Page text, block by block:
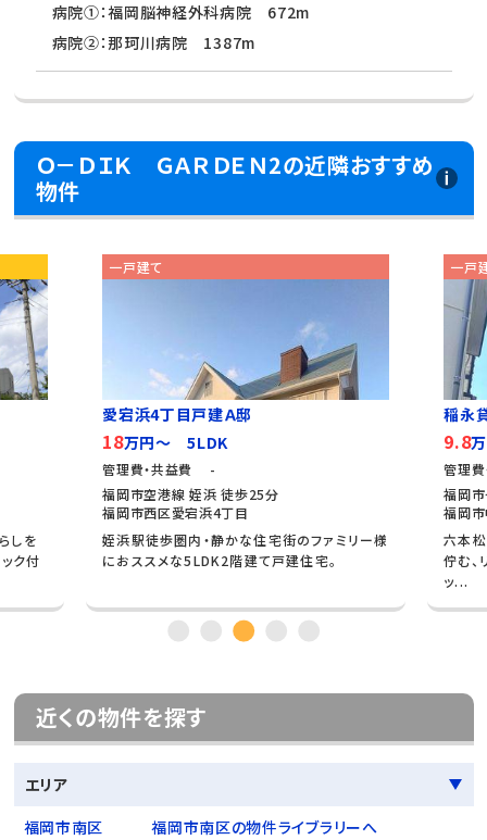
病院①：福岡脳神経外科病院 672m
病院②：那珂川病院 1387m
Ｏ－ＤＩＫ ＧＡＲＤＥＮ2の近隣おすすめ
物件
しを
ク付
一戸建て
愛宕浜4丁目戸建Ａ邸
18万円～ 5LDK
管理費・共益費 -
福岡市空港線 姪浜 徒歩25分
福岡市西区愛宕浜4丁目
姪浜駅徒歩圏内・静かな住宅街のファミリー様
におススメな5LDK2階建て戸建住宅。
一戸
稲永
9.8
管理
福岡
福岡
六本
佇む、
ッ...
近くの物件を探す
エリア
福岡市南区
福岡市南区の物件ライブラリーへ